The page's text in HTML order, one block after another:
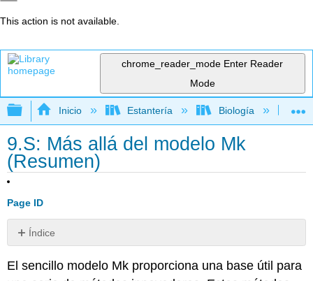
This action is not available.
chrome_reader_mode Enter Reader
Mode
Expandir/contraer jerarquía global
Inicio Estantería Biología
9.S: Más allá del modelo Mk
(Resumen)
Page ID
Índice
El sencillo modelo Mk proporciona una base útil para